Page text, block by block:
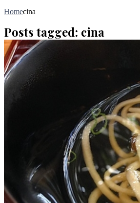
Homecina
Posts tagged: cina